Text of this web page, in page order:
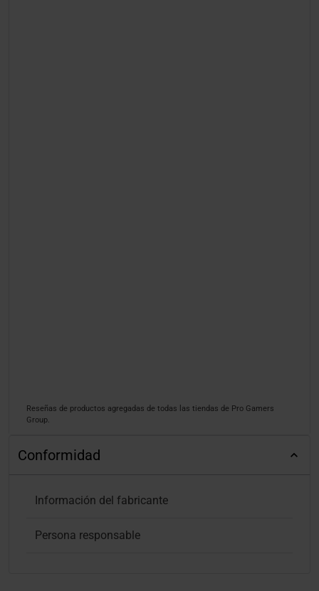
Reseñas de productos agregadas de todas las tiendas de Pro Gamers
Group.
Conformidad
Información del fabricante
Persona responsable